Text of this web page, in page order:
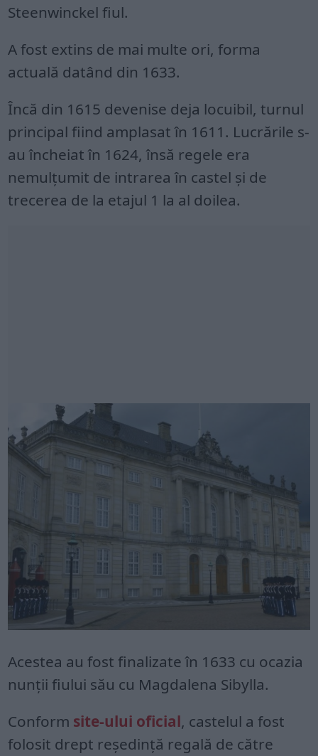
Steenwinckel fiul.
A fost extins de mai multe ori, forma
actuală datând din 1633.
Încă din 1615 devenise deja locuibil, turnul
principal fiind amplasat în 1611. Lucrările s-
au încheiat în 1624, însă regele era
nemulțumit de intrarea în castel și de
trecerea de la etajul 1 la al doilea.
Acestea au fost finalizate în 1633 cu ocazia
nunții fiului său cu Magdalena Sibylla.
Conform site-ului oficial, castelul a fost
folosit drept reședință regală de către